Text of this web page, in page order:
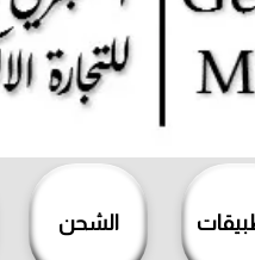
الشحن